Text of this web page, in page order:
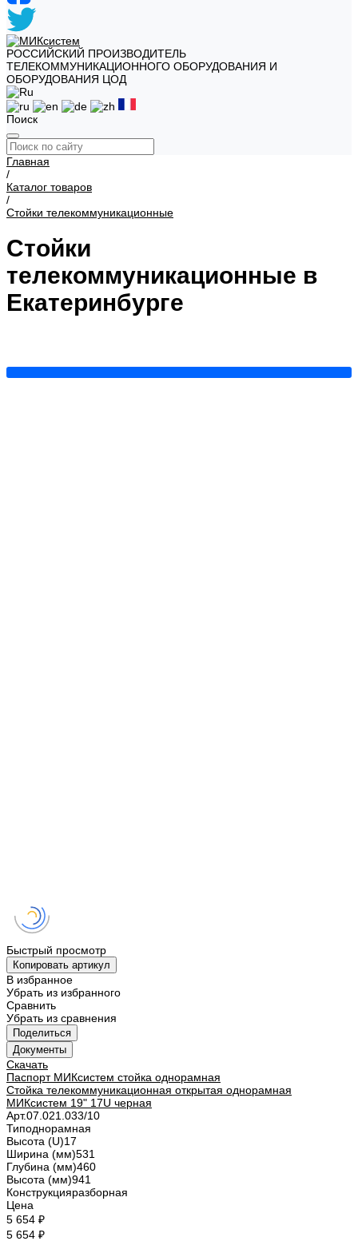
РОССИЙСКИЙ ПРОИЗВОДИТЕЛЬ
ТЕЛЕКОММУНИКАЦИОННОГО ОБОРУДОВАНИЯ И
ОБОРУДОВАНИЯ ЦОД
Поиск
Главная
/
Каталог товаров
/
Стойки телекоммуникационные
Стойки
телекоммуникационные в
Екатеринбурге
Быстрый просмотр
Копировать артикул
В избранное
Убрать из избранного
Сравнить
Убрать из сравнения
Поделиться
Документы
Скачать
Паспорт МИКсистем стойка однорамная
Стойка телекоммуникационная открытая однорамная
МИКсистем 19" 17U черная
Арт.07.021.033/10
Типоднорамная
Высота (U)17
Ширина (мм)531
Глубина (мм)460
Высота (мм)941
Конструкцияразборная
Цена
5 654 ₽
5 654 ₽